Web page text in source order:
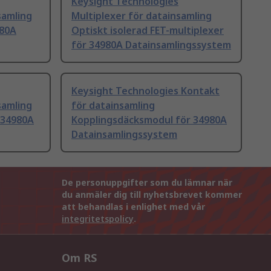
Multiplexer för datainsamling
Optiskt isolerad FET-multiplexer
för 34980A Datainsamlingssystem
Keysight Technologies Kontakt
för datainsamling
Kopplingsdäcksmodul för 34980A
Datainsamlingssystem
De personuppgifter som du lämnar när
du anmäler dig till nyhetsbrevet kommer
att behandlas i enlighet med vår
integritetspolicy.
Om RS